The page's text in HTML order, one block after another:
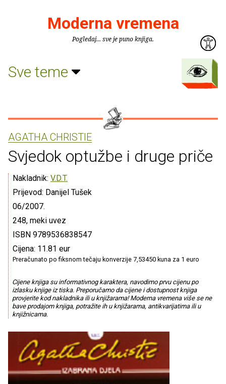
Moderna vremena
Pogledaj... sve je puno knjiga.
Sve teme
AGATHA CHRISTIE
Svjedok optužbe i druge priče
Nakladnik: V.D.T.
Prijevod: Danijel Tušek
06/2007.
248, meki uvez
ISBN 9789536838547
Cijena: 11.81 eur
Preračunato po fiksnom tečaju konverzije 7,53450 kuna za 1 euro
Cijene knjiga su informativnog karaktera, navodimo prvu cijenu po
izlasku knjige iz tiska. Preporučamo da cijene i dostupnost knjiga
provjerite kod nakladnika ili u knjižarama! Moderna vremena više se ne
bave prodajom knjiga, potražite ih u knjižarama, antikvarijatima ili u
knjižnicama.